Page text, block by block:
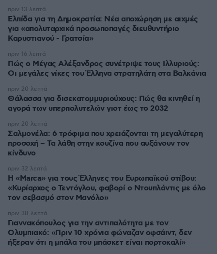
Ελπίδα για τη Δημοκρατία: Νέα αποχώρηση με αιχμές
για «απολυταρχικά προσωποπαγές διευθυντήριο
Καρυστιανού - Γρατσία»
πριν 13 λεπτά
Πώς ο Μέγας Αλέξανδρος συνέτριψε τους Ιλλυριούς:
Οι μεγάλες νίκες του Έλληνα στρατηλάτη στα Βαλκάνια
πριν 16 λεπτά
Θάλασσα για δισεκατομμυριούχους: Πώς θα κινηθεί η
αγορά των υπερπολυτελών γιοτ έως το 2032
πριν 20 λεπτά
Σαλμονέλα: 6 τρόφιμα που χρειάζονται τη μεγαλύτερη
προσοχή – Τα λάθη στην κουζίνα που αυξάνουν τον
κίνδυνο
πριν 20 λεπτά
Η «Marca» για τους Έλληνες του Ευρωπαϊκού στίβου:
«Κυρίαρχος ο Τεντόγλου, φαβορί ο Ντουπλάντις με όλο
τον σεβασμό στον Μανόλο»
πριν 32 λεπτά
Γιαννακόπουλος για την αντιπαλότητα με τον
Ολυμπιακό: «Πριν 10 χρόνια φώναζαν οφσάιντ, δεν
ήξεραν ότι η μπάλα του μπάσκετ είναι πορτοκαλί»
πριν 38 λεπτά